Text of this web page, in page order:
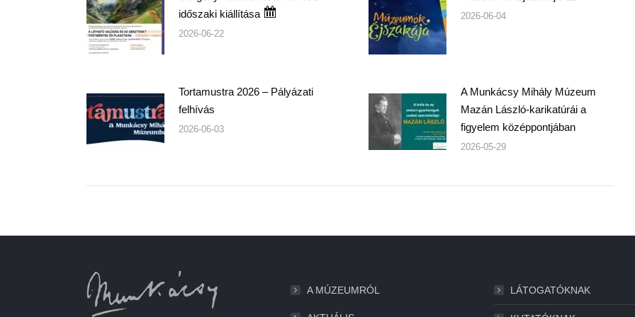
időszaki kiállítása
2026-06-22
2026-06-04
Tortamustra 2026 – Pályázati
felhívás
2026-06-03
A Munkácsy Mihály Múzeum
Mazán László-karikatúrái a
figyelem középpontjában
2026-05-29
A MÚZEUMRÓL LÁTOGATÓKNAK